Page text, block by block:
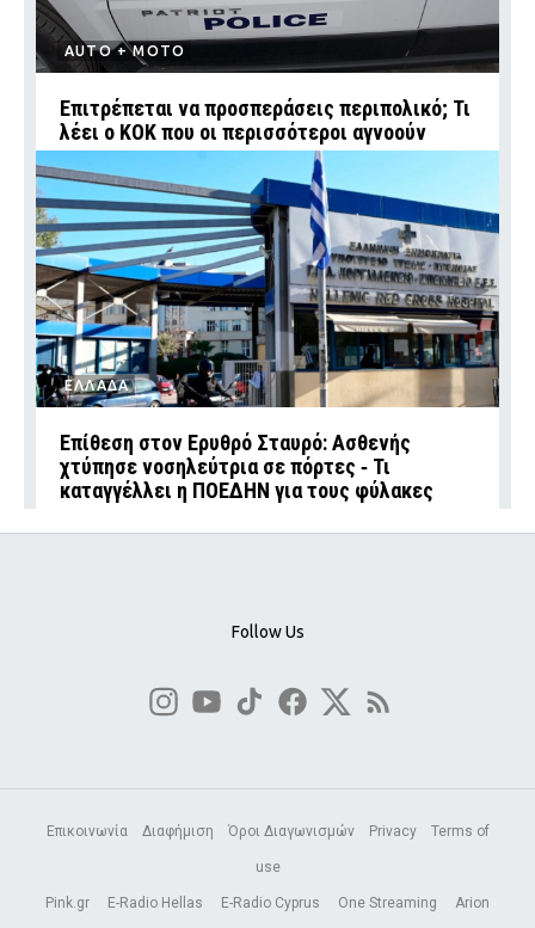
AUTO + MOTO
Επιτρέπεται να προσπεράσεις περιπολικό; Τι
λέει ο ΚΟΚ που οι περισσότεροι αγνοούν
ΕΛΛΑΔΑ
Επίθεση στον Ερυθρό Σταυρό: Ασθενής
χτύπησε νοσηλεύτρια σε πόρτες ‑ Τι
καταγγέλλει η ΠΟΕΔΗΝ για τους φύλακες
Follow Us
Επικοινωνία Διαφήμιση Όροι Διαγωνισμών Privacy Terms of
use
Pink.gr E-Radio Hellas E-Radio Cyprus One Streaming Arion